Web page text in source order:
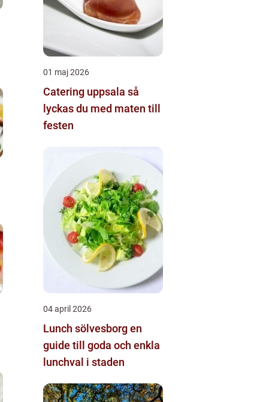
01 maj 2026
Catering uppsala så
lyckas du med maten till
festen
04 april 2026
Lunch sölvesborg en
guide till goda och enkla
lunchval i staden